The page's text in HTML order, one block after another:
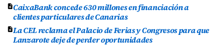
CaixaBank concede 630 millones en financiación a
clientes particulares de Canarias
La CEL reclama el Palacio de Ferias y Congresos para que
Lanzarote deje de perder oportunidades